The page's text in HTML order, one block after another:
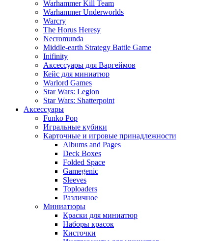
Warhammer Kill Team
Warhammer Underworlds
Warcry
The Horus Heresy
Necromunda
Middle-earth Strategy Battle Game
Inifinity
Аксессуары для Варгеймов
Кейс для миниатюр
Warlord Games
Star Wars: Legion
Star Wars: Shatterpoint
Аксессуары
Funko Pop
Игральные кубики
Карточные и игровые принадлежности
Albums and Pages
Deck Boxes
Folded Space
Gamegenic
Sleeves
Toploaders
Различное
Миниатюры
Краски для миниатюр
Наборы красок
Кисточки